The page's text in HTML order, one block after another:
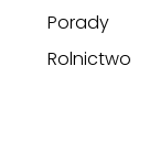
Porady
Rolnictwo